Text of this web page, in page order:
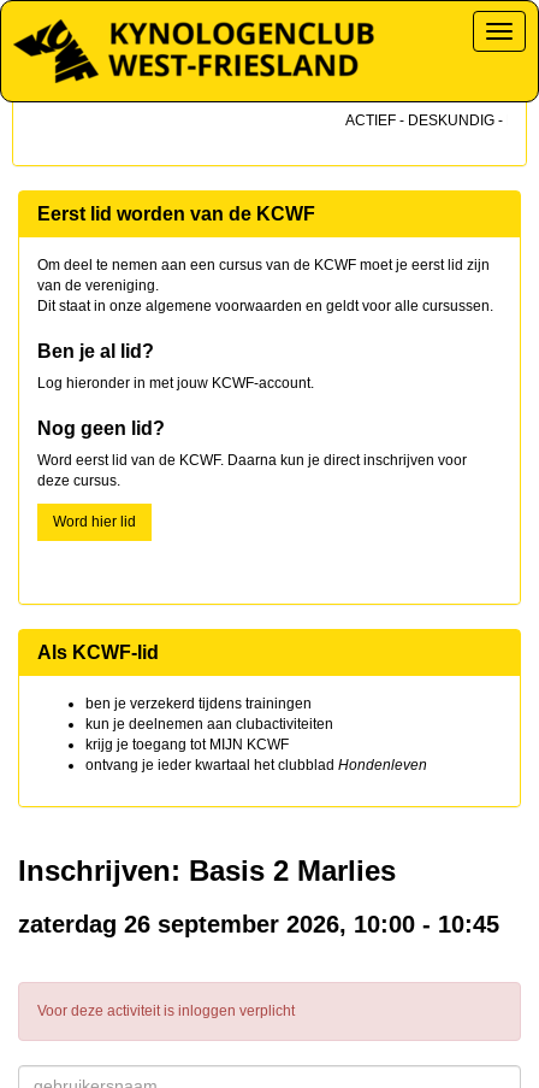
ACTIEF - DESKUNDIG -
Eerst lid worden van de KCWF
Om deel te nemen aan een cursus van de KCWF moet je eerst lid zijn
van de vereniging.
Dit staat in onze algemene voorwaarden en geldt voor alle cursussen.
Ben je al lid?
Log hieronder in met jouw KCWF-account.
Nog geen lid?
Word eerst lid van de KCWF. Daarna kun je direct inschrijven voor
deze cursus.
Word hier lid
Als KCWF-lid
ben je verzekerd tijdens trainingen
kun je deelnemen aan clubactiviteiten
krijg je toegang tot MIJN KCWF
ontvang je ieder kwartaal het clubblad Hondenleven
Inschrijven: Basis 2 Marlies
zaterdag 26 september 2026, 10:00 - 10:45
Voor deze activiteit is inloggen verplicht